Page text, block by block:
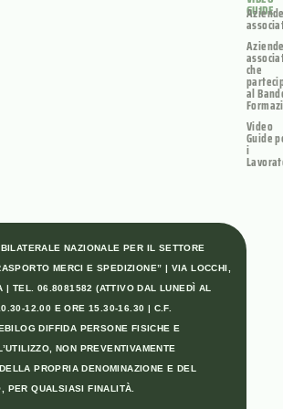
GUIDE
che
al
Video
Guide
i
NAZIONALE PER IL SETTORE
MERCI E SPEDIZIONE” | VIA LOCCHI,
| TEL. 06.8081582 (ATTIVO DAL LUNEDÌ AL
12.00 E ORE 15.30-16.30 | C.F.
DIFFIDA PERSONE FISICHE E
NON PREVENTIVAMENTE
PROPRIA DENOMINAZIONE E DEL
PER QUALSIASI FINALITÀ.